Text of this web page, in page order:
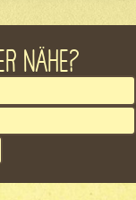
NÄHE?